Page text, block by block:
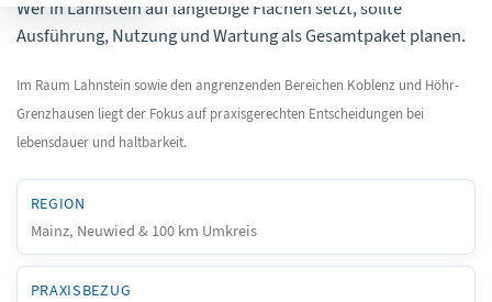
Wer in Lahnstein auf langlebige Flächen setzt, sollte
Ausführung, Nutzung und Wartung als Gesamtpaket planen.
Im Raum Lahnstein sowie den angrenzenden Bereichen Koblenz und Höhr-
Grenzhausen liegt der Fokus auf praxisgerechten Entscheidungen bei
lebensdauer und haltbarkeit.
REGION
Mainz, Neuwied & 100 km Umkreis
PRAXISBEZUG